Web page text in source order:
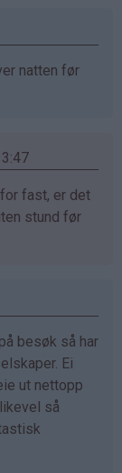
natten før
fast, er det
stund før
besøk så har
Ei
ut nettopp
så